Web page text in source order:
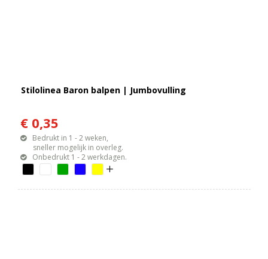
Stilolinea Baron balpen | Jumbovulling
€ 0,35
Bedrukt in 1 - 2 weken,
sneller mogelijk in overleg.
Onbedrukt 1 - 2 werkdagen.